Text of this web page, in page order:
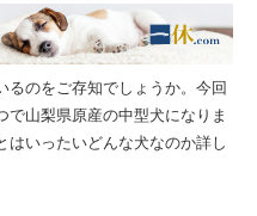
るのをご存知でしょうか。今回
山梨県原産の中型犬になりま
いったいどんな犬なのか詳し